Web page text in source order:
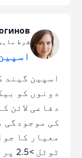
شرط ماہر
اسپین گیند
دونوں کو
کی موجودگی
معیار کا
ٹوٹل >2.5 پر یقین رکھتا ہوں۔